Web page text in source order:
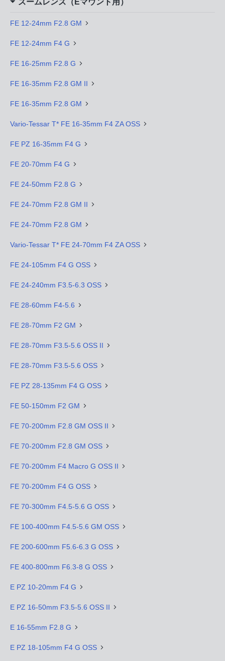
ズームレンズ（Eマウント用）
FE 12-24mm F2.8 GM
FE 12-24mm F4 G
FE 16-25mm F2.8 G
FE 16-35mm F2.8 GM II
FE 16-35mm F2.8 GM
Vario-Tessar T* FE 16-35mm F4 ZA OSS
FE PZ 16-35mm F4 G
FE 20-70mm F4 G
FE 24-50mm F2.8 G
FE 24-70mm F2.8 GM II
FE 24-70mm F2.8 GM
Vario-Tessar T* FE 24-70mm F4 ZA OSS
FE 24-105mm F4 G OSS
FE 24-240mm F3.5-6.3 OSS
FE 28-60mm F4-5.6
FE 28-70mm F2 GM
FE 28-70mm F3.5-5.6 OSS II
FE 28-70mm F3.5-5.6 OSS
FE PZ 28-135mm F4 G OSS
FE 50-150mm F2 GM
FE 70-200mm F2.8 GM OSS II
FE 70-200mm F2.8 GM OSS
FE 70-200mm F4 Macro G OSS II
FE 70-200mm F4 G OSS
FE 70-300mm F4.5-5.6 G OSS
FE 100-400mm F4.5-5.6 GM OSS
FE 200-600mm F5.6-6.3 G OSS
FE 400-800mm F6.3-8 G OSS
E PZ 10-20mm F4 G
E PZ 16-50mm F3.5-5.6 OSS II
E 16-55mm F2.8 G
E PZ 18-105mm F4 G OSS